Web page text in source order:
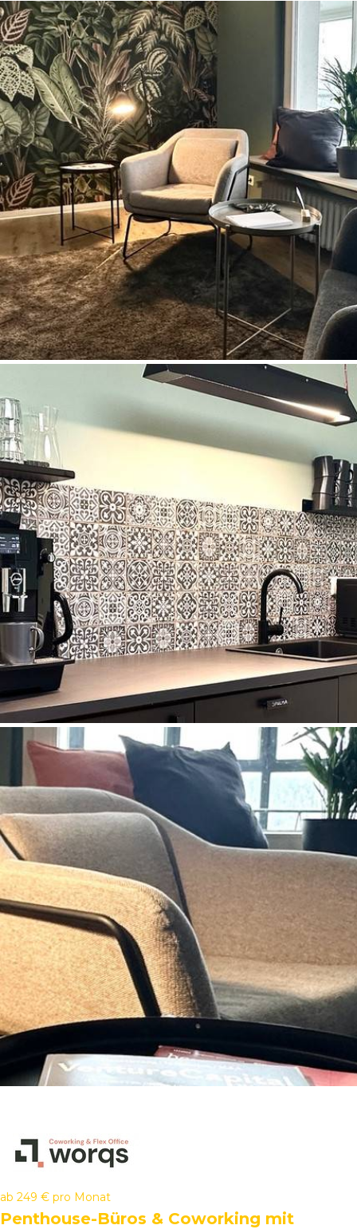
ab 249 € pro Monat
Penthouse-Büros & Coworking mit